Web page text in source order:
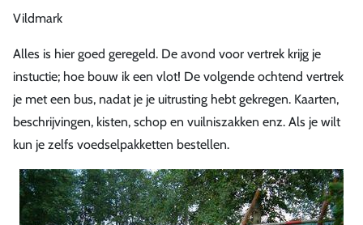
Vildmark
Alles is hier goed geregeld. De avond voor vertrek krijg je
instuctie; hoe bouw ik een vlot! De volgende ochtend vertrek
je met een bus, nadat je je uitrusting hebt gekregen. Kaarten,
beschrijvingen, kisten, schop en vuilniszakken enz. Als je wilt
kun je zelfs voedselpakketten bestellen.